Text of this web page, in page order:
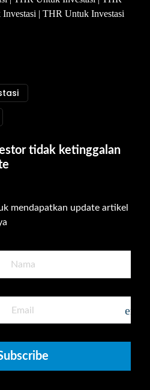
| THR Untuk Investasi
tidak ketinggalan
mendapatkan update artikel